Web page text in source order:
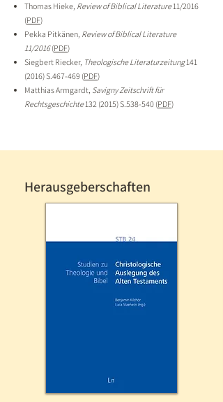
Thomas Hieke, Review of Biblical Literature11/2016
(PDF)
Pekka Pitkänen, Review of Biblical Literature
11/2016(PDF)
Siegbert Riecker, Theologische Literaturzeitung141
(2016)S.467-469 (PDF)
Matthias Armgardt, Savigny Zeitschrift für
Rechtsgeschichte132 (2015)S.538-540 (PDF)
Herausgeberschaften